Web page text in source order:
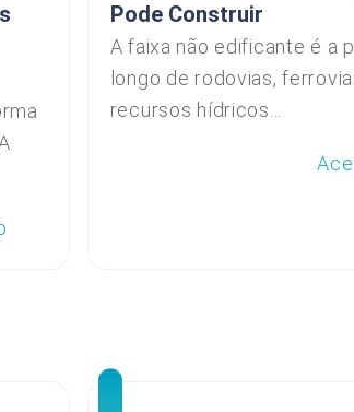
Pode Construir
A faixa não edificante é a
longo de rodovias,
recursos hídricos...